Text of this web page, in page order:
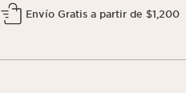
Envío Gratis a partir de $1,200